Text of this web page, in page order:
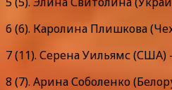
6 (6). Каролина Плишкова
7 (11). Серена Уильямс (США)
8 (7). Арина Соболенко